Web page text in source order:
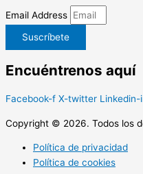
Email Address
Suscríbete
Encuéntrenos aquí
Facebook-f X-twitter Linkedin-
Copyright © 2026. Todos los
Política de privacidad
Política de cookies